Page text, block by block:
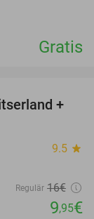
Gratis
38%
+
9.5 star
Regulär 16€
9,95€